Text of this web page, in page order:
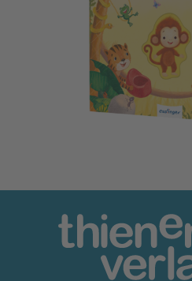
Meine Mitspiel-Pappe: Komm,